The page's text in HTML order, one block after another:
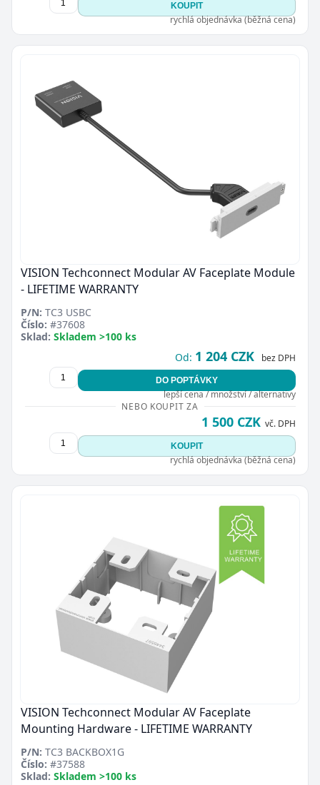
KOUPIT
rychlá objednávka (běžná cena)
VISION Techconnect Modular AV Faceplate Module
- LIFETIME WARRANTY
P/N: TC3 USBC
Číslo: #37608
Sklad: Skladem >100 ks
Od: 1 204 CZK bez DPH
DO POPTÁVKY
lepší cena / množství / alternativy
NEBO KOUPIT ZA
1 500 CZK vč. DPH
KOUPIT
rychlá objednávka (běžná cena)
VISION Techconnect Modular AV Faceplate
Mounting Hardware - LIFETIME WARRANTY
P/N: TC3 BACKBOX1G
Číslo: #37588
Sklad: Skladem >100 ks